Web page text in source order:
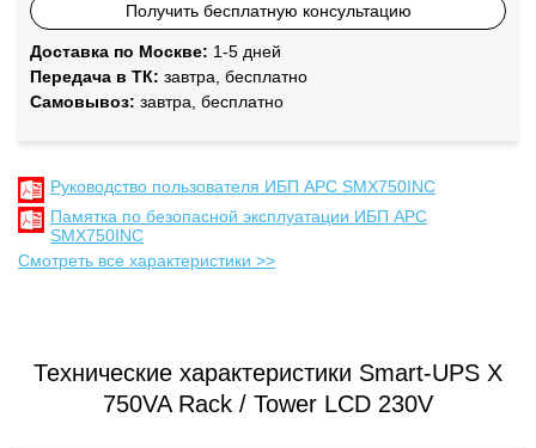
Получить бесплатную консультацию
Доставка по Москве: 1-5 дней
Передача в ТК: завтра, бесплатно
Самовывоз: завтра, бесплатно
Руководство пользователя ИБП APC SMX750INC
Памятка по безопасной эксплуатации ИБП APC
SMX750INC
Смотреть все характеристики >>
Технические характеристики Smart-UPS X
750VA Rack / Tower LCD 230V